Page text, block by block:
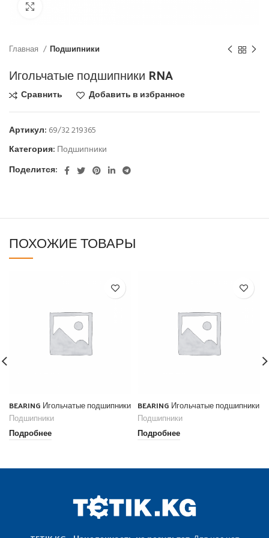
Главная Подшипники
Игольчатые подшипники RNA
Сравнить Добавить в избранное
Артикул: 69/32 219365
Категория: Подшипники
Поделится:
ПОХОЖИЕ ТОВАРЫ
BEARING Игольчатые подшипники
Подшипники
Подробнее
BEARING Игольчатые подшипники
Подшипники
Подробнее